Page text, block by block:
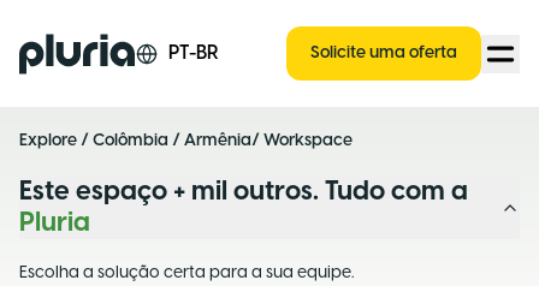
Logo Pluria PT-BR Solicite uma oferta
Explore / Colômbia / Armênia/ Workspace
Este espaço + mil outros. Tudo com a
Pluria
Escolha a solução certa para a sua equipe.